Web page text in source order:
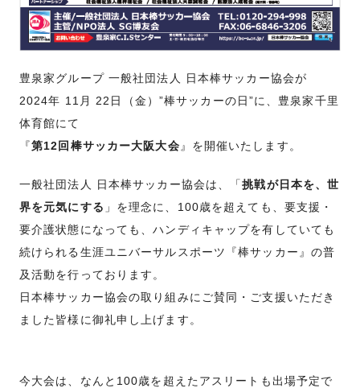
豊泉家グループ 一般社団法人 日本棒サッカー協会が
2024年 11月 22日（金）”棒サッカーの日”に、豊泉家千里
体育館にて
『第12回棒サッカー大阪大会 』を開催いたします。
一般社団法人 日本棒サッカー協会は、「挑戦が日本を、世
界を元気にする 」を理念に、100歳を超えても、要支援・
要介護状態になっても、ハンディキャップを有していても
続けられる生涯ユニバーサルスポーツ『棒サッカー』の普
及活動を行っております。
日本棒サッカー協会の取り組みにご賛同・ご支援いただき
ました皆様に御礼申し上げます。
今大会は、なんと100歳を超えたアスリートも出場予定で